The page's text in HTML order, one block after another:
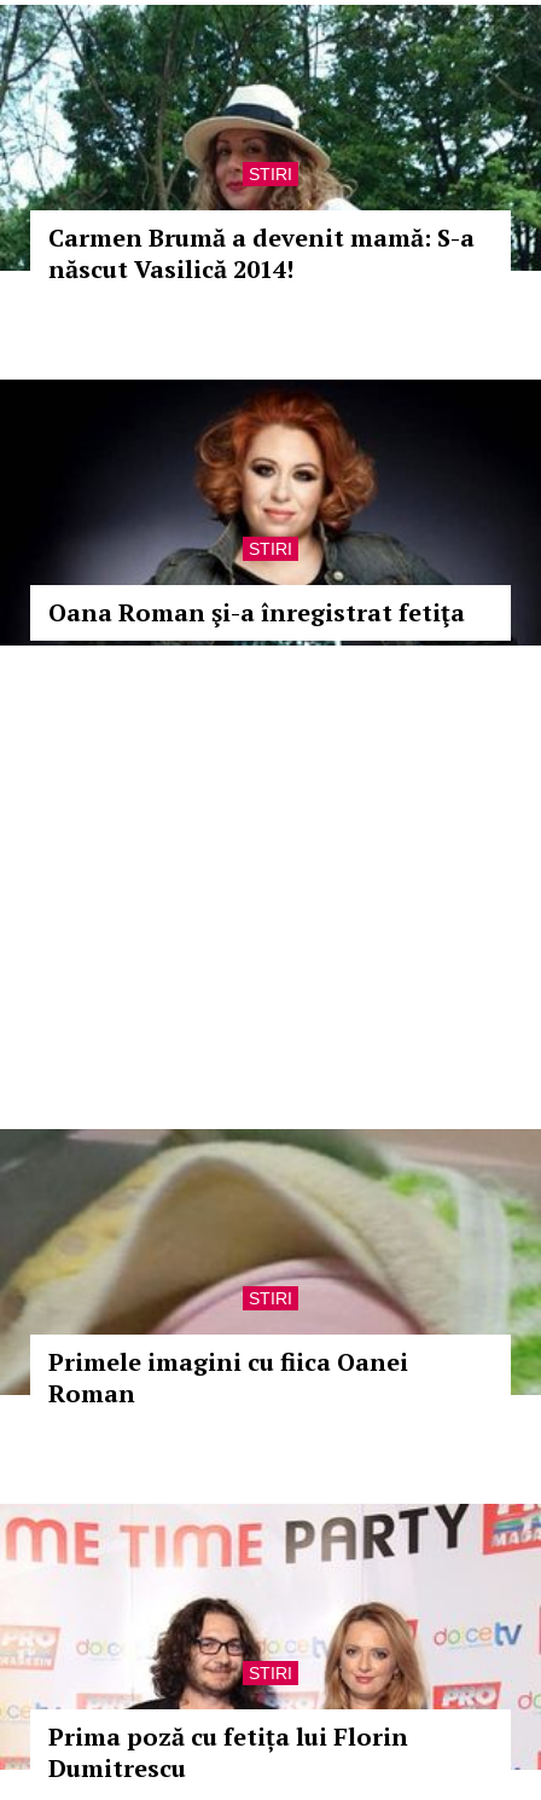
STIRI
Carmen Brumă a devenit mamă: S-a
născut Vasilică 2014!
STIRI
Oana Roman şi-a înregistrat fetiţa
STIRI
Primele imagini cu fiica Oanei
Roman
STIRI
Prima poză cu fetița lui Florin
Dumitrescu